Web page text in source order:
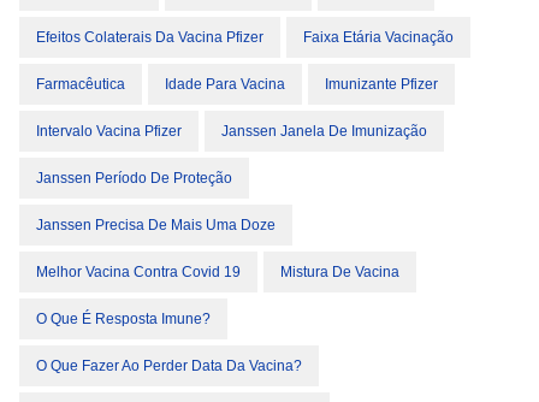
Efeitos Colaterais Da Vacina Pfizer Faixa Etária Vacinação
Farmacêutica Idade Para Vacina Imunizante Pfizer
Intervalo Vacina Pfizer Janssen Janela De Imunização
Janssen Período De Proteção
Janssen Precisa De Mais Uma Doze
Melhor Vacina Contra Covid 19 Mistura De Vacina
O Que É Resposta Imune?
O Que Fazer Ao Perder Data Da Vacina?